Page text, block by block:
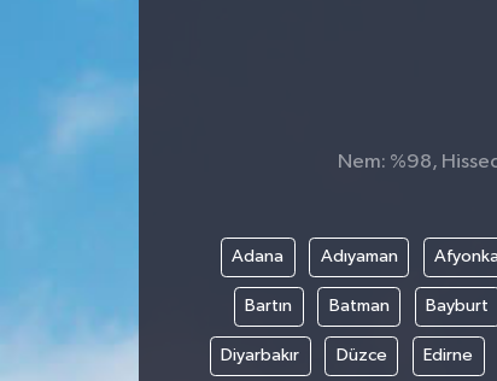
Nem: %98,
Adana Adıyaman
Bartın Batman Bayburt
Diyarbakır Düzce Edirne
YEREL MEDYA RAPORU